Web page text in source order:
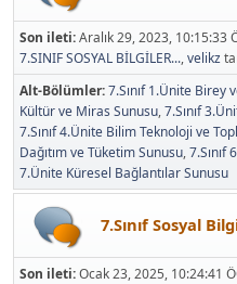
Son ileti:Aralık 29, 2023, 10:15:33
7.SINIF SOSYAL BİLGİLER...,velikz
Alt-Bölümler 7.Sınıf 1.Ünite Birey
Kültür ve Miras Sunusu 7.Sınıf
7.Sınıf 4.Ünite Bilim Teknoloji ve
Dağıtım ve Tüketim Sunusu 7.Sınıf
7.Ünite Küresel Bağlantılar Sunusu
7.Sınıf Sosyal
Son ileti:Ocak 23, 2025, 10:24:41